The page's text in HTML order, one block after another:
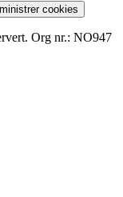
cookies
Org nr.: NO947